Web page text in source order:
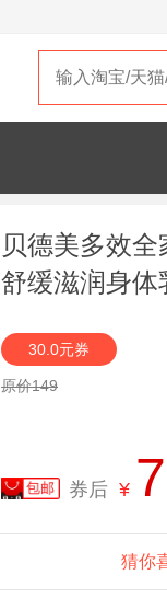
贝德美多效
舒缓滋润身体
30.0元券
原价149
券后 ¥
猜你